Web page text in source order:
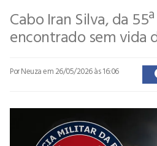
Cabo Iran Silva, da
encontrado sem vida
Por Neuzaem 26/05/2026 às 16:06